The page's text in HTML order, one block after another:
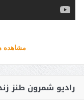
مشاهده
رادیو شمرون طنز